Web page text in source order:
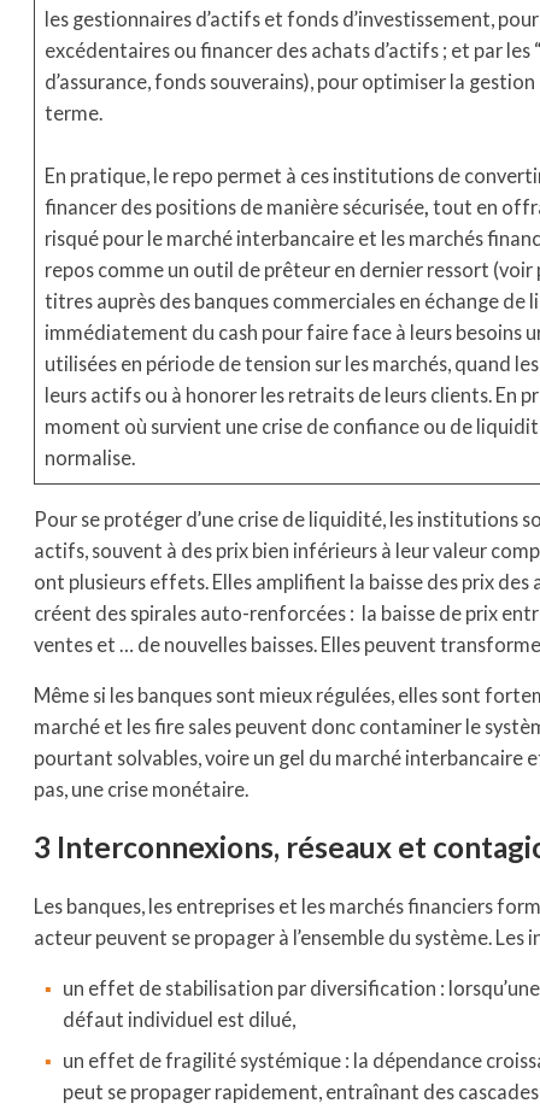
les gestionnaires d’actifs et fonds d’investissement,
excédentaires ou financer des achats d’actifs ; et par
d’assurance, fonds souverains), pour optimiser la
terme.
En pratique, le repo permet à ces institutions de
financer des positions de manière sécurisée tout en
risqué pour le marché interbancaire et les marchés
repos comme un outil de prêteur en dernier ressort
titres auprès des banques commerciales en échange de
immédiatement du cash pour faire face à leurs besoins
utilisées en période de tension sur les marchés, quand
leurs actifs ou à honorer les retraits de leurs clients. En
moment où survient une crise de confiance ou de
normalise.
Pour se protéger d’une crise de liquidité, les institutions
actifs, souvent à des prix bien inférieurs à leur valeur
ont plusieurs effets. Elles amplifient la baisse des prix
créent des spirales auto-renforcées : la baisse de prix
ventes et … de nouvelles baisses. Elles peuvent
Même si les banques sont mieux régulées, elles sont
marché et les fire sales peuvent donc contaminer le
pourtant solvables, voire un gel du marché interbancaire
pas, une crise monétaire.
3 Interconnexions, réseaux et
Les banques, les entreprises et les marchés financiers
acteur peuvent se propager à l’ensemble du système.
un effet de stabilisation par diversification :
défaut individuel est dilué,
un effet de fragilité systémique : la dépendance
peut se propager rapidement, entraînant des